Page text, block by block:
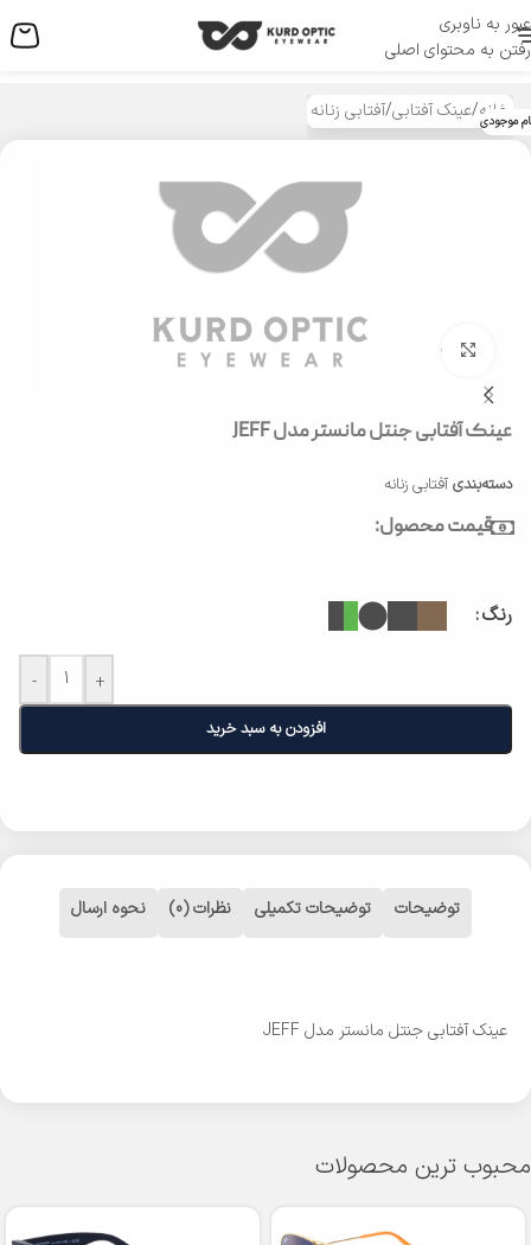
عبور به ناوبری
رفتن به محتوای اصلی
منو
خانه/عینک آفتابی/آفتابی زنانه موجودی
بزرگنمایی تصویر
عینک آفتابی جنتل مانستر مدل JEFF
دسته‌بندی آفتابی زنانه
قیمت محصول:
رنگ
- +
افزودن به سبد خرید
توضیحات توضیحات تکمیلی نظرات (0) نحوه ارسال
عینک آفتابی جنتل مانستر مدل JEFF
محبوب ترین محصولات